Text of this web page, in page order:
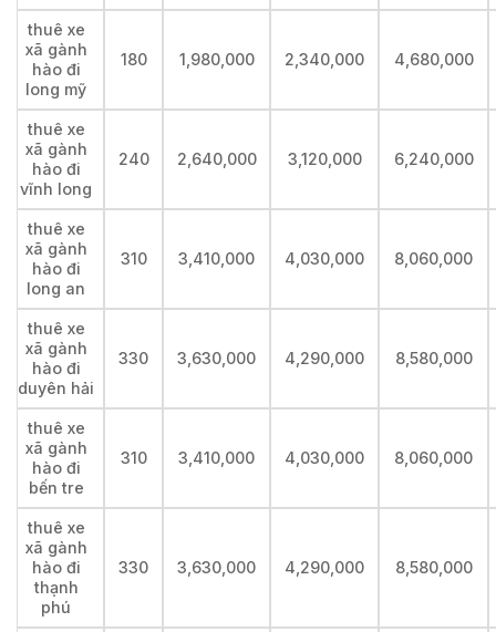
thuê xe
xã gành
hào đi
long mỹ
180 1,980,000 2,340,000 4,680,000
thuê xe
xã gành
hào đi
vĩnh long
240 2,640,000 3,120,000 6,240,000
thuê xe
xã gành
hào đi
long an
310 3,410,000 4,030,000 8,060,000
thuê xe
xã gành
hào đi
duyên hải
330 3,630,000 4,290,000 8,580,000
thuê xe
xã gành
hào đi
bến tre
310 3,410,000 4,030,000 8,060,000
thuê xe
xã gành
hào đi
thạnh
phú
330 3,630,000 4,290,000 8,580,000